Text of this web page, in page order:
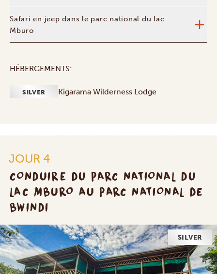
Safari en jeep dans le parc national du lac
Mburo
HÉBERGEMENTS:
SILVER Kigarama Wilderness Lodge
JOUR 4
CONDUIRE DU PARC NATIONAL DU
LAC MBURO AU PARC NATIONAL DE
BWINDI
SILVER